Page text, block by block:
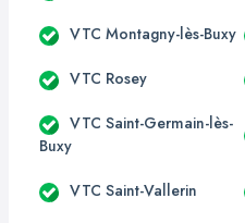
VTC Montagny-lès-Buxy
VTC Rosey
VTC Saint-Germain-lès-
Buxy
VTC Saint-Vallerin